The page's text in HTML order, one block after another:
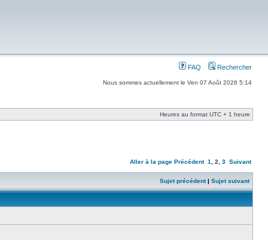
FAQ Rechercher
Nous sommes actuellement le Ven 07 Août 2026 5:14
Heures au format UTC + 1 heure
Aller à la page Précédent 1 2 3 Suivant
Sujet précédent| Sujet suivant